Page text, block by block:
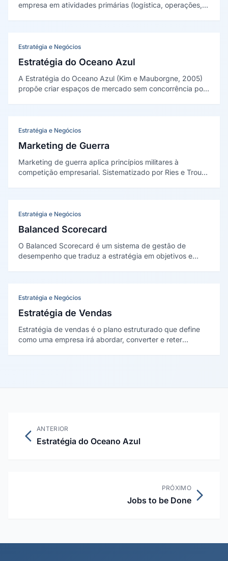
empresa em atividades primárias (logística, operações,
Apresentada em 1985.
Estratégia e Negócios
Estratégia do Oceano Azul
A Estratégia do Oceano Azul (Kim e Mauborgne, 2005)
propõe criar espaços de mercado sem concorrência por
Estratégia e Negócios
Marketing de Guerra
Marketing de guerra aplica princípios militares à
competição empresarial. Sistematizado por Ries e Trout
Estratégia e Negócios
Balanced Scorecard
O Balanced Scorecard é um sistema de gestão de
desempenho que traduz a estratégia em objetivos e
Estratégia e Negócios
Estratégia de Vendas
Estratégia de vendas é o plano estruturado que define
como uma empresa irá abordar, converter e reter
ANTERIOR
Estratégia do Oceano Azul
PRÓXIMO
Jobs to be Done